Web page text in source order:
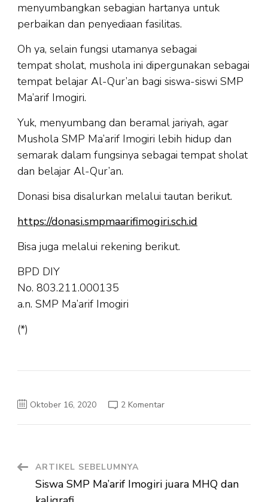
menyumbangkan sebagian hartanya untuk
perbaikan dan penyediaan fasilitas.
Oh ya, selain fungsi utamanya sebagai
tempat sholat, mushola ini dipergunakan sebagai
tempat belajar Al-Qur’an bagi siswa-siswi SMP
Ma’arif Imogiri.
Yuk, menyumbang dan beramal jariyah, agar
Mushola SMP Ma’arif Imogiri lebih hidup dan
semarak dalam fungsinya sebagai tempat sholat
dan belajar Al-Qur’an.
Donasi bisa disalurkan melalui tautan berikut.
https://donasi.smpmaarifimogiri.sch.id
Bisa juga melalui rekening berikut.
BPD DIY
No. 803.211.000135
a.n. SMP Ma’arif Imogiri
(*)
Oktober 16, 2020 2 Komentarpada
Navigasi
Artikel
ARTIKEL SEBELUMNYA
Siswa SMP Ma’arif Imogiri juara MHQ dan